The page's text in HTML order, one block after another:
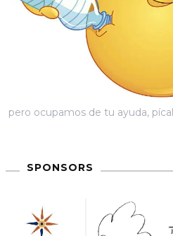
pero ocupamos de tu ayuda,
SPONSORS